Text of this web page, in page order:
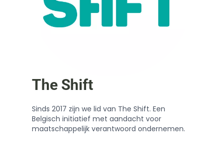
The Shift
Sinds 2017 zijn we lid van The Shift. Een
Belgisch initiatief met aandacht voor
maatschappelijk verantwoord ondernemen.